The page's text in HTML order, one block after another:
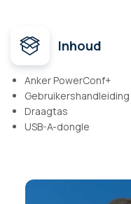
Inhoud
Anker PowerConf+
Gebruikershandleiding
Draagtas
USB-A-dongle